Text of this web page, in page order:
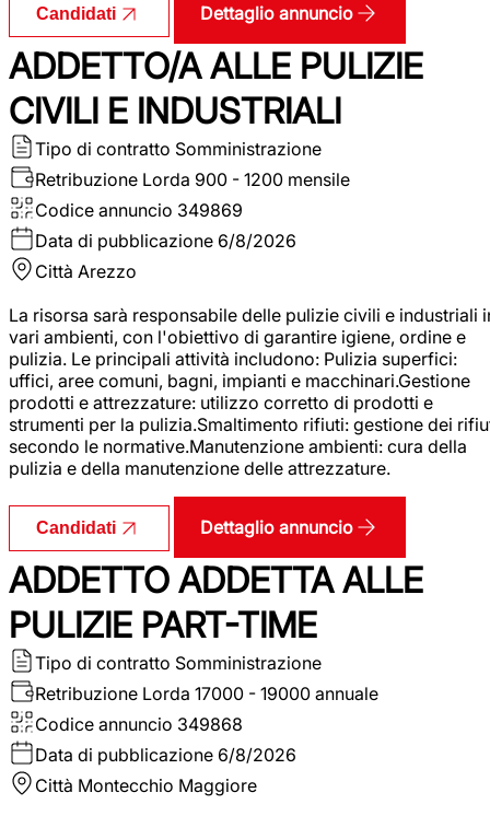
Candidati Dettaglio annuncio
ADDETTO/A ALLE PULIZIE
CIVILI E INDUSTRIALI
Tipo di contratto Somministrazione
Retribuzione Lorda 900 - 1200 mensile
Codice annuncio 349869
Data di pubblicazione 6/8/2026
Città Arezzo
La risorsa sarà responsabile delle pulizie civili e industriali
vari ambienti, con l'obiettivo di garantire igiene, ordine e
pulizia. Le principali attività includono: Pulizia superfici:
uffici, aree comuni, bagni, impianti e macchinari.Gestione
prodotti e attrezzature: utilizzo corretto di prodotti e
strumenti per la pulizia.Smaltimento rifiuti: gestione dei
secondo le normative.Manutenzione ambienti: cura della
pulizia e della manutenzione delle attrezzature.
Candidati Dettaglio annuncio
ADDETTO ADDETTA ALLE
PULIZIE PART-TIME
Tipo di contratto Somministrazione
Retribuzione Lorda 17000 - 19000 annuale
Codice annuncio 349868
Data di pubblicazione 6/8/2026
Città Montecchio Maggiore